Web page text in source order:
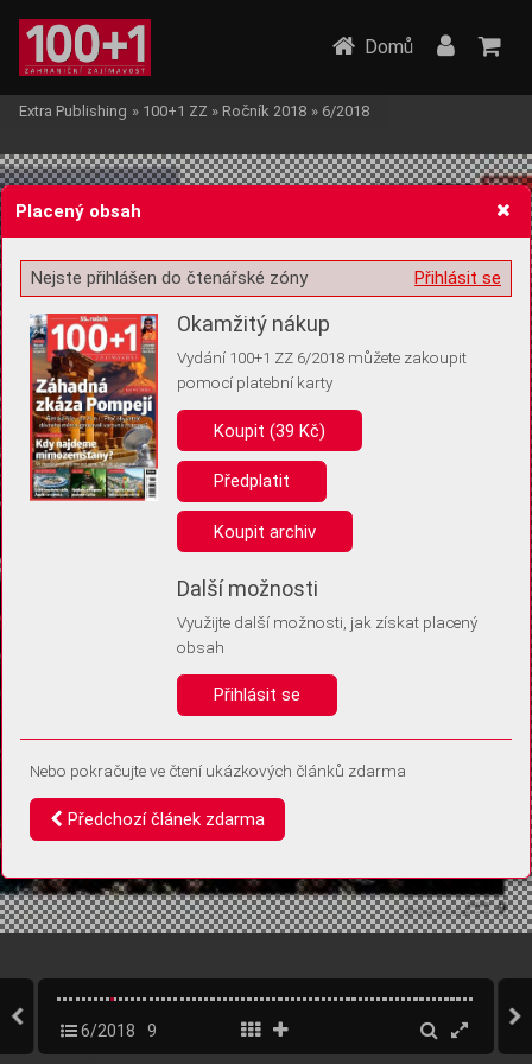
Žádost o souhlas s ukládáním volitelných informací
Pro základní fungování webu nepotřebujeme ukládat žádné informace
(tzv. cookies apod.). Rádi bychom vás ale požádali o souhlas s
uložením volitelných informací:
Anonymní unikátní ID
Díky němu příště poznáme, že se jedná o stejné zařízení, a
Identifikátor je zcela anonymní.
Vaše souhlasy a odmítnutí si ukládáme do vašeho zařízení, abychom se
vás už příště znovu neptali. Můžete je kdykoli později upravit ve Správě
Domů
Extra Publishing » 100+1 ZZ » Ročník 2018 » 6/2018
6/2018 9
Placený obsah
Přihlásit se
Nejste přihlášen do čtenářské zóny
Okamžitý nákup
Vydání 100+1 ZZ 6/2018 můžete zakoupit
pomocí platební karty
Koupit (39 Kč)
Předplatit
Koupit archiv
Další možnosti
Využijte další možnosti, jak získat placený
obsah
Přihlásit se
Nebo pokračujte ve čtení ukázkových článků zdarma
Předchozí článek zdarma